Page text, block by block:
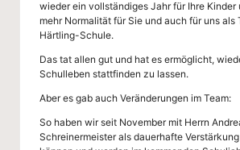
ta
l
wieder ein vollständiges Jahr für Ihre Kinder
mehr Normalität für Sie und auch für uns als
Härtling-Schule.
Das tat allen gut und hat es ermöglicht,
Schulleben stattfinden zu lassen.
Aber es gab auch Veränderungen im Team:
So haben wir seit November mit Herrn
Schreinermeister als dauerhafte